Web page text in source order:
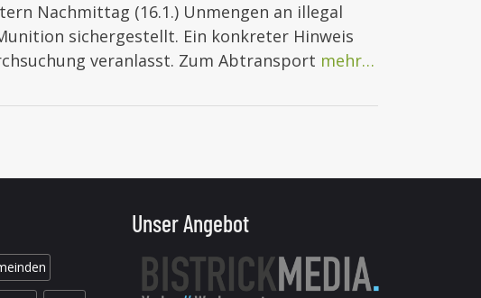
Nachmittag (16.1.) Unmengen an illegal
sichergestellt. Ein konkreter Hinweis
veranlasst. Zum Abtransport mehr…
Unser Angebot